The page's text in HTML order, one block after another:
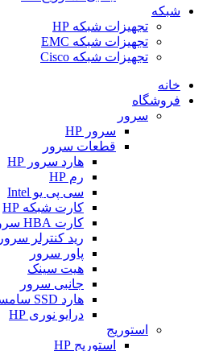
شبکه
تجهیزات شبکه HP
تجهیزات شبکه EMC
تجهیزات شبکه Cisco
خانه
فروشگاه
سرور
سرور HP
قطعات سرور
هارد سرور HP
رم HP
سی پی یو Intel
کارت شبکه HP
کارت HBA سرور HP
رید کنترلر سرور HP
پاور سرور
هیت سینک
جانبی سرور
هارد SSD سامسونگ
درایو نوری HP
استوریج
استوریج HP